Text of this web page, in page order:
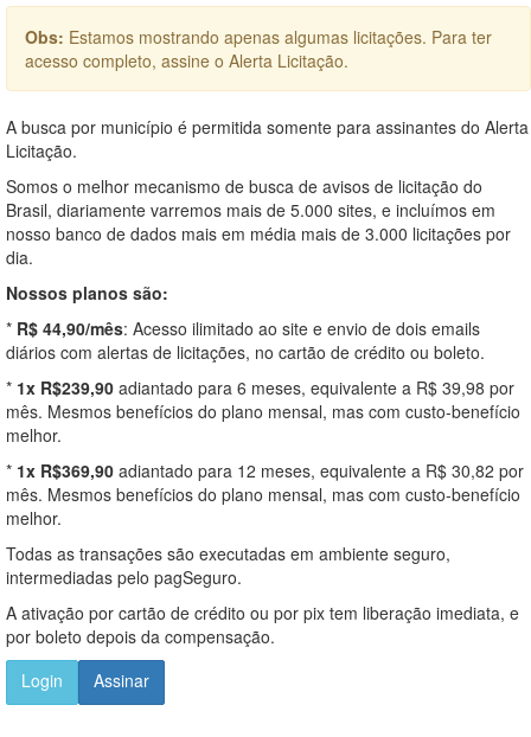
Obs: Estamos mostrando apenas algumas licitações. Para ter
acesso completo, assine o Alerta Licitação.
A busca por município é permitida somente para assinantes do Alerta
Licitação.
Somos o melhor mecanismo de busca de avisos de licitação do
Brasil, diariamente varremos mais de 5.000 sites, e incluímos em
nosso banco de dados mais em média mais de 3.000 licitações por
dia.
Nossos planos são:
* R$ 44,90/mês: Acesso ilimitado ao site e envio de dois emails
diários com alertas de licitações, no cartão de crédito ou boleto.
* 1x R$239,90 adiantado para 6 meses, equivalente a R$ 39,98 por
mês. Mesmos benefícios do plano mensal, mas com custo-benefício
melhor.
* 1x R$369,90 adiantado para 12 meses, equivalente a R$ 30,82 por
mês. Mesmos benefícios do plano mensal, mas com custo-benefício
melhor.
Todas as transações são executadas em ambiente seguro,
intermediadas pelo pagSeguro.
A ativação por cartão de crédito ou por pix tem liberação imediata, e
por boleto depois da compensação.
Login
Assinar